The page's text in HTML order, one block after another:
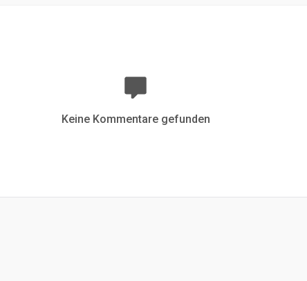
Keine Kommentare gefunden